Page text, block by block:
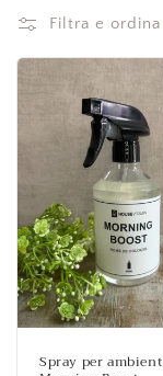
Filtra e ordina
Spray per